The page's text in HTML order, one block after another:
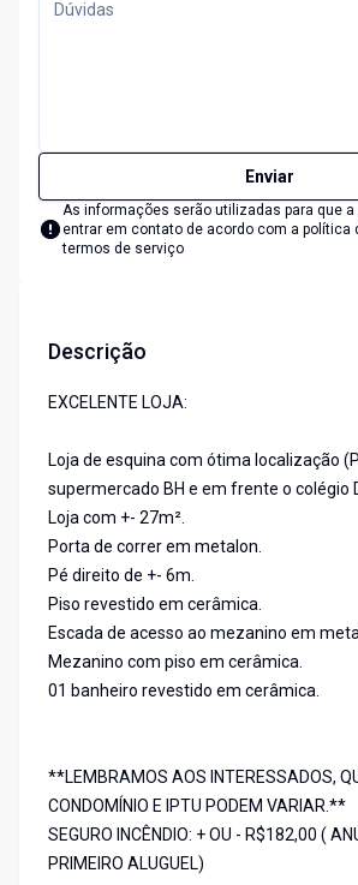
Enviar
As informações serão utilizadas para que
entrar em contato de acordo com a política
termos de serviço
Descrição
EXCELENTE LOJA:
Loja de esquina com ótima localização
supermercado BH e em frente o colégio
Loja com +- 27m².
Porta de correr em metalon.
Pé direito de +- 6m.
Piso revestido em cerâmica.
Escada de acesso ao mezanino em
Mezanino com piso em cerâmica.
01 banheiro revestido em cerâmica.
**LEMBRAMOS AOS INTERESSADOS,
CONDOMÍNIO E IPTU PODEM VARIAR.**
SEGURO INCÊNDIO: + OU - R$182,00 (
PRIMEIRO ALUGUEL)